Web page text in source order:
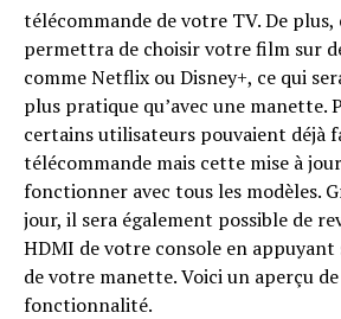
télécommande de votre TV. De plus,
permettra de choisir votre film sur
comme Netflix ou Disney+, ce qui
plus pratique qu’avec une manette.
certains utilisateurs pouvaient déjà
télécommande mais cette mise à
fonctionner avec tous les modèles.
jour, il sera également possible de
HDMI de votre console en
de votre manette. Voici un aperçu
fonctionnalité.